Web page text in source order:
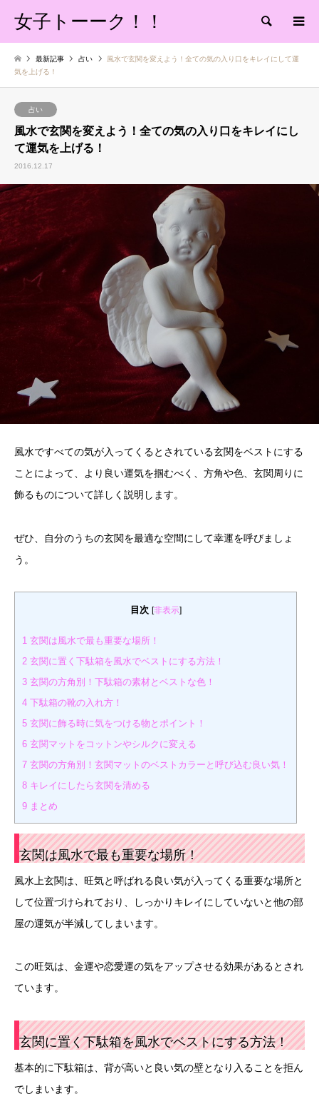
女子トーーク！！ 検索
最新記事 占い
風水で玄関を変えよう！全ての気の入り口をキレイにして運
気を上げる！
占い
風水で玄関を変えよう！全ての気の入り口をキレイにし
て運気を上げる！
2016.12.17
風水ですべての気が入ってくるとされている玄関をベストにする
ことによって、より良い運気を掴むべく、方角や色、玄関周りに
飾るものについて詳しく説明します。
ぜひ、自分のうちの玄関を最適な空間にして幸運を呼びましょ
う。
目次 [非表示]
1 玄関は風水で最も重要な場所！
2 玄関に置く下駄箱を風水でベストにする方法！
3 玄関の方角別！下駄箱の素材とベストな色！
4 下駄箱の靴の入れ方！
5 玄関に飾る時に気をつける物とポイント！
6 玄関マットをコットンやシルクに変える
7 玄関の方角別！玄関マットのベストカラーと呼び込む良い気！
8 キレイにしたら玄関を清める
9 まとめ
玄関は風水で最も重要な場所！
風水上玄関は、旺気と呼ばれる良い気が入ってくる重要な場所と
して位置づけられており、しっかりキレイにしていないと他の部
屋の運気が半減してしまいます。
この旺気は、金運や恋愛運の気をアップさせる効果があるとされ
ています。
玄関に置く下駄箱を風水でベストにする方法！
基本的に下駄箱は、背が高いと良い気の壁となり入ることを拒ん
でしまいます。